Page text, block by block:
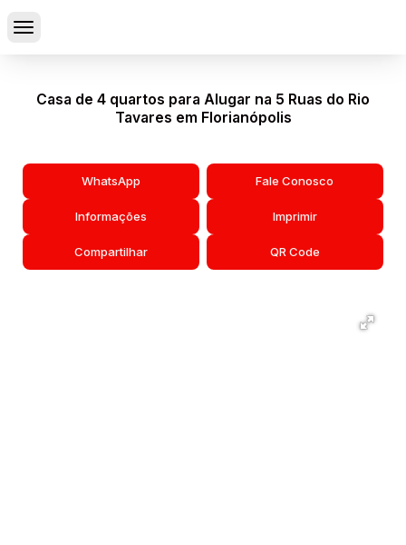
Casa de 4 quartos para Alugar na 5 Ruas do Rio
Tavares em Florianópolis
WhatsApp Fale Conosco
Informações Imprimir
Compartilhar QR Code